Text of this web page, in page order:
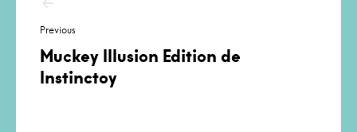
de
entradas
Previous
Muckey Illusion Edition de
Instinctoy